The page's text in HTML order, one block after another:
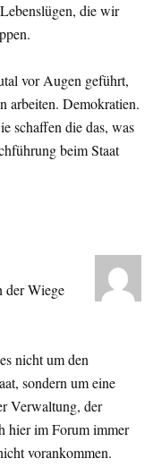
die wir
vor Augen geführt,
arbeiten. Demokratien.
schaffen die das, was
beim Staat
der Wiege
nicht um den
sondern um eine
Verwaltung, der
hier im Forum immer
vorankommen.